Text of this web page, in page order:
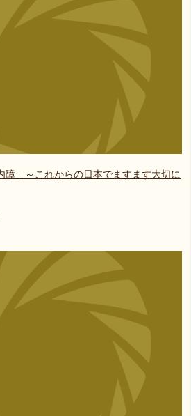
障」～これからの日本でますます大切に